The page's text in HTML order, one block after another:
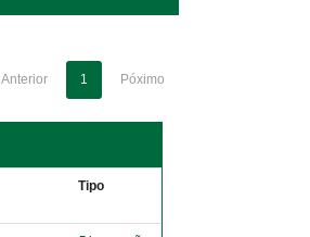
Anterior 1 Póximo
Tipo